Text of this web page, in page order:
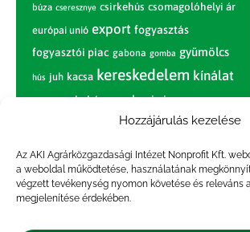
Hozzájárulás kezelése
Az AKI Agrárközgazdasági Intézet Nonprofit Kft.
a weboldal működtetése, használatának
végzett tevékenység nyomon követése és releváns
megjelenítése érdekében.
búza cseresznye csirkehús csomagolóhelyi ár
európai unió export fogyasztás
fogyasztói piac gabona gomba gyümölcs
hús juh kacsa kereskedelem kínálat
körte marhahús nagybani piac narancs
nemzetközi árinformációk
paradicsom piac piaci jelentés
pulyka pulykahús sertés sertéshús
szarvasmarha termelés
termelői